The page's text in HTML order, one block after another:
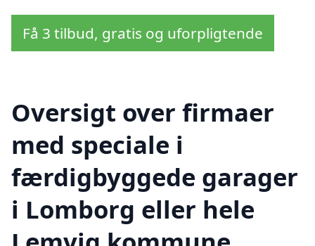
Få 3 tilbud, gratis og uforpligtende
Oversigt over firmaer
med speciale i
færdigbyggede garager
i Lomborg eller hele